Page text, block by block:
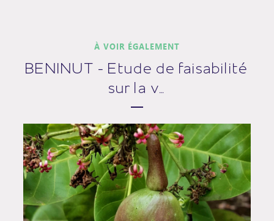
À VOIR ÉGALEMENT
BENINUT - Etude de faisabilité
sur la v…